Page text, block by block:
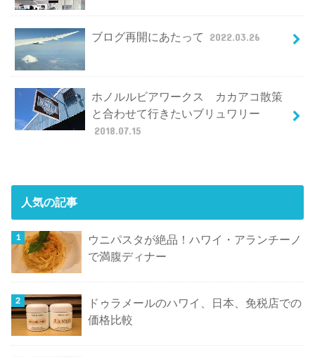
ブログ再開にあたって 2022.03.26
ホノルルビアワークス カカアコ散策
と合わせて行きたいブリュワリー
2018.07.15
人気の記事
ウニパスタが絶品！ハワイ・アランチーノ
で満腹ディナー
ドゥラメールのハワイ、日本、免税店での
価格比較